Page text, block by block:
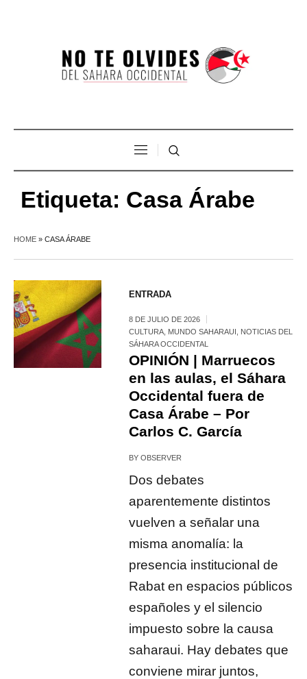
Etiqueta: Casa Árabe
HOME » CASA ÁRABE
ENTRADA
8 DE JULIO DE 2026
CULTURA MUNDO SAHARAUI
NOTICIAS DEL
SÁHARA OCCIDENTAL
OPINIÓN | Marruecos
en las aulas, el Sáhara
Occidental fuera de
Casa Árabe – Por
Carlos C. García
BYOBSERVER
Dos debates
aparentemente distintos
vuelven a señalar una
misma anomalía: la
presencia institucional de
Rabat en espacios públicos
españoles y el silencio
impuesto sobre la causa
saharaui. Hay debates que
conviene mirar juntos,